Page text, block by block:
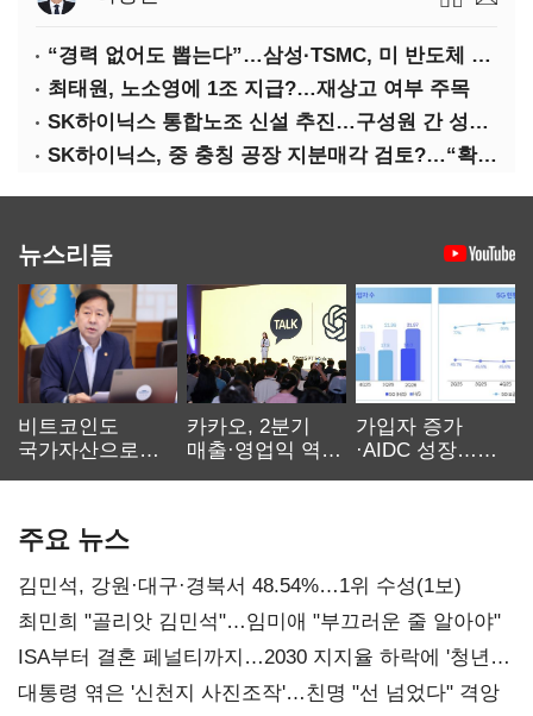
“경력 없어도 뽑는다”…삼성·TSMC, 미 반도체 인재 쟁탈전
최태원, 노소영에 1조 지급?…재상고 여부 주목
SK하이닉스 통합노조 신설 추진…구성원 간 성과급 불만 확산
SK하이닉스, 중 충칭 공장 지분매각 검토?…“확정된 바 없어”
뉴스리듬
비트코인도
국가자산으로…'
카카오, 2분기
매출·영업익 역대
가입자 증가
·AIDC 성장…
주요 뉴스
김민석, 강원·대구·경북서 48.54%…1위 수성(1보)
최민희 "골리앗 김민석"…임미애 "부끄러운 줄 알아야"
ISA부터 결혼 페널티까지…2030 지지율 하락에 '청년
챙기기'
대통령 엮은 '신천지 사진조작'…친명 "선 넘었다" 격앙